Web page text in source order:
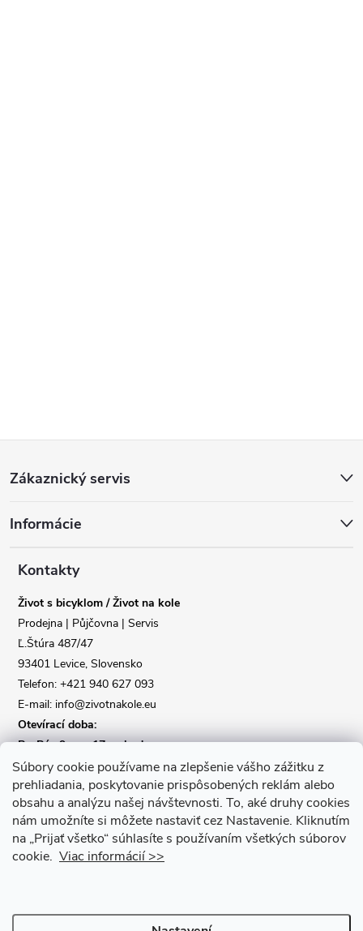
Súbory cookie používame na zlepšenie vášho zážitku z
prehliadania, poskytovanie prispôsobených reklám alebo
obsahu a analýzu našej návštevnosti. To, aké druhy cookies
nám umožníte si môžete nastaviť cez Nastavenie. Kliknutím
na „Prijať všetko“ súhlasíte s používaním všetkých súborov
cookie. Viac informácií >>
p
Zákaznický servis
Informácie
Kontakty
Život s bicyklom / Život na kole
Prodejna | Půjčovna | Servis
Ľ.Štúra 487/47
93401 Levice, Slovensko
Telefon: +421 940 627 093
E-mail: info@zivotnakole.eu
Otevírací doba:
Po-Pá : 9,oo - 17,oo hod
So : 9,oo - 12,oo | Ne : Zavřeno
Kontaktní formulář